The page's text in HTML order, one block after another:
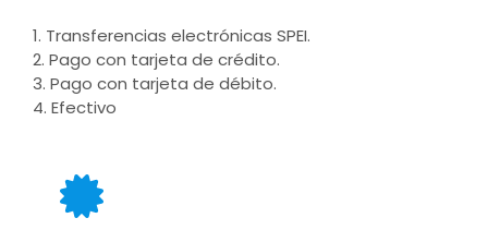
1. Transferencias electrónicas SPEI.
2. Pago con tarjeta de crédito.
3. Pago con tarjeta de débito.
4. Efectivo